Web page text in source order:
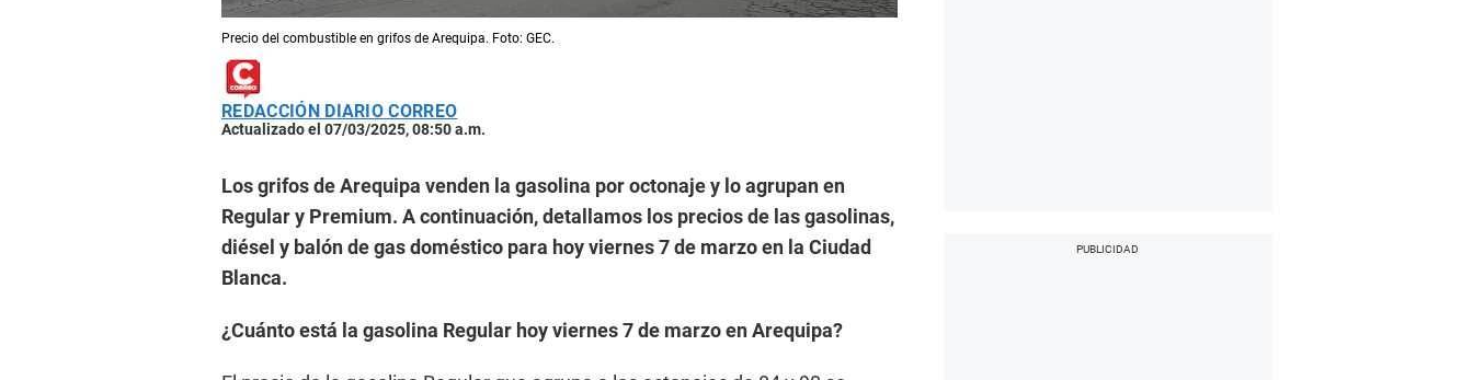
Precio del combustible en grifos de Arequipa. Foto: GEC.
REDACCIÓN DIARIO CORREO
Actualizado el 07/03/2025, 08:50 a.m.
Los grifos de Arequipa venden la gasolina por octonaje y lo agrupan en
Regular y Premium. A continuación, detallamos los precios de las gasolinas,
diésel y balón de gas doméstico para hoy viernes 7 de marzo en la Ciudad
Blanca.
¿Cuánto está la gasolina Regular hoy viernes 7 de marzo en Arequipa?